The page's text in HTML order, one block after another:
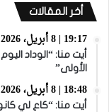
أخر المقالات
19:17 | 8 أبريل، 2026
الأولى”
18:48 | 8 أبريل، 2026
أيت منا: “كاع لي